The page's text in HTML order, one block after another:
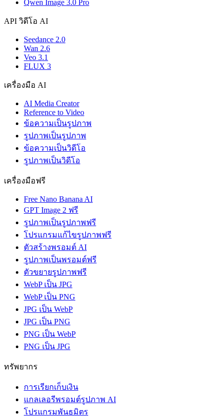
Qwen Image 3.0 Pro
API วิดีโอ AI
Seedance 2.0
Wan 2.6
Veo 3.1
FLUX 3
เครื่องมือ AI
AI Media Creator
Reference to Video
ข้อความเป็นรูปภาพ
รูปภาพเป็นรูปภาพ
ข้อความเป็นวิดีโอ
รูปภาพเป็นวิดีโอ
เครื่องมือฟรี
Free Nano Banana AI
GPT Image 2 ฟรี
รูปภาพเป็นรูปภาพฟรี
โปรแกรมแก้ไขรูปภาพฟรี
ตัวสร้างพรอมต์ AI
รูปภาพเป็นพรอมต์ฟรี
ตัวขยายรูปภาพฟรี
WebP เป็น JPG
WebP เป็น PNG
JPG เป็น WebP
JPG เป็น PNG
PNG เป็น WebP
PNG เป็น JPG
ทรัพยากร
การเรียกเก็บเงิน
แกลเลอรีพรอมต์รูปภาพ AI
โปรแกรมพันธมิตร